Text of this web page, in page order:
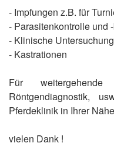
- Impfungen z.B. für
- Parasitenkontrolle und
- Klinische
- Kastrationen
Für
Röntgendiagnostik,
Pferdeklinik in Ihrer
vielen Dank !